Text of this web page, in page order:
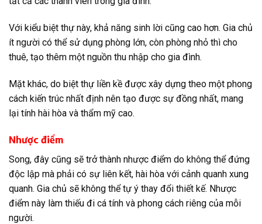
Với kiểu biệt thự này, khả năng sinh lời cũng cao hơn. Gia chủ
ít người có thể sử dụng phòng lớn, còn phòng nhỏ thì cho
thuê, tạo thêm một nguồn thu nhập cho gia đình.
Mặt khác, do biệt thự liền kề được xây dựng theo một phong
cách kiến trúc nhất định nên tạo được sự đồng nhất, mang
lại tính hài hòa và thẩm mỹ cao.
Nhược điểm
Song, đây cũng sẽ trở thành nhược điểm do không thể đứng
độc lập mà phải có sự liên kết, hài hòa với cảnh quanh xung
quanh. Gia chủ sẽ không thể tự ý thay đổi thiết kế. Nhược
điểm này làm thiếu đi cá tính và phong cách riêng của mỗi
người.